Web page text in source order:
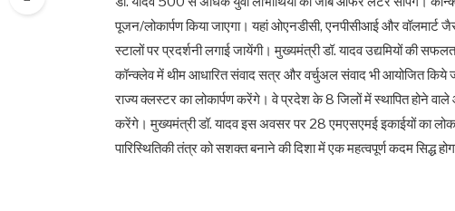
पूजन/लोकार्पण किया जाएगा। यहां ओएनडीसी, एनपीसीआई और
स्टालों पर प्रदर्शनी लगाई जायेंगी। मुख्यमंत्री डॉ. यादव उद्यमियों की
कॉन्क्लेव में थीम आधारित संवाद सत्र और वर्चुअल संवाद भी आयोजित
राज्य क्लस्टर का लोकार्पण करेंगे। वे प्रदेश के 8 जिलों में स्थापित होने वाले
करेंगे। मुख्यमंत्री डॉ. यादव इस अवसर पर 28 एमएसएमई इकाईयों का
पारिस्थितिकी तंत्र को सशक्त बनाने की दिशा में एक महत्वपूर्ण कदम सिद्ध